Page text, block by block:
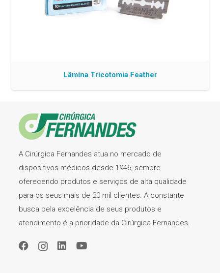
Lâmina Tricotomia Feather
A Cirúrgica Fernandes atua no mercado de
dispositivos médicos desde 1946, sempre
oferecendo produtos e serviços de alta qualidade
para os seus mais de 20 mil clientes. A constante
busca pela excelência de seus produtos e
atendimento é a prioridade da Cirúrgica Fernandes.